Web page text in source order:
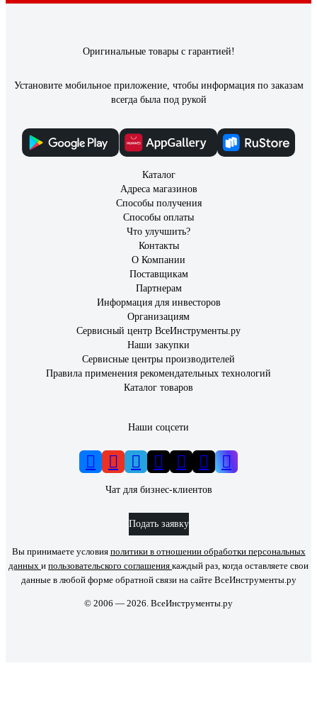
Оригинальные товары с гарантией!
Установите мобильное приложение, чтобы информация по заказам
всегда была под рукой
Каталог
Адреса магазинов
Способы получения
Способы оплаты
Что улучшить?
Контакты
О Компании
Поставщикам
Партнерам
Информация для инвесторов
Организациям
Сервисный центр ВсеИнструменты.ру
Наши закупки
Сервисные центры производителей
Правила применения рекомендательных технологий
Каталог товаров
Наши соцсети
Чат для бизнес-клиентов
Подать заявку
Вы принимаете условия политики в отношении обработки персональных
данных и пользовательского соглашения каждый раз, когда оставляете свои
данные в любой форме обратной связи на сайте ВсеИнструменты.ру
© 2006 — 2026. ВсеИнструменты.ру